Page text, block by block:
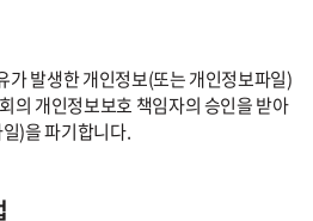
가 발생한 개인정보(또는 개인정보파일)
의 개인정보보호 책임자의 승인을 받아
)을 파기합니다.